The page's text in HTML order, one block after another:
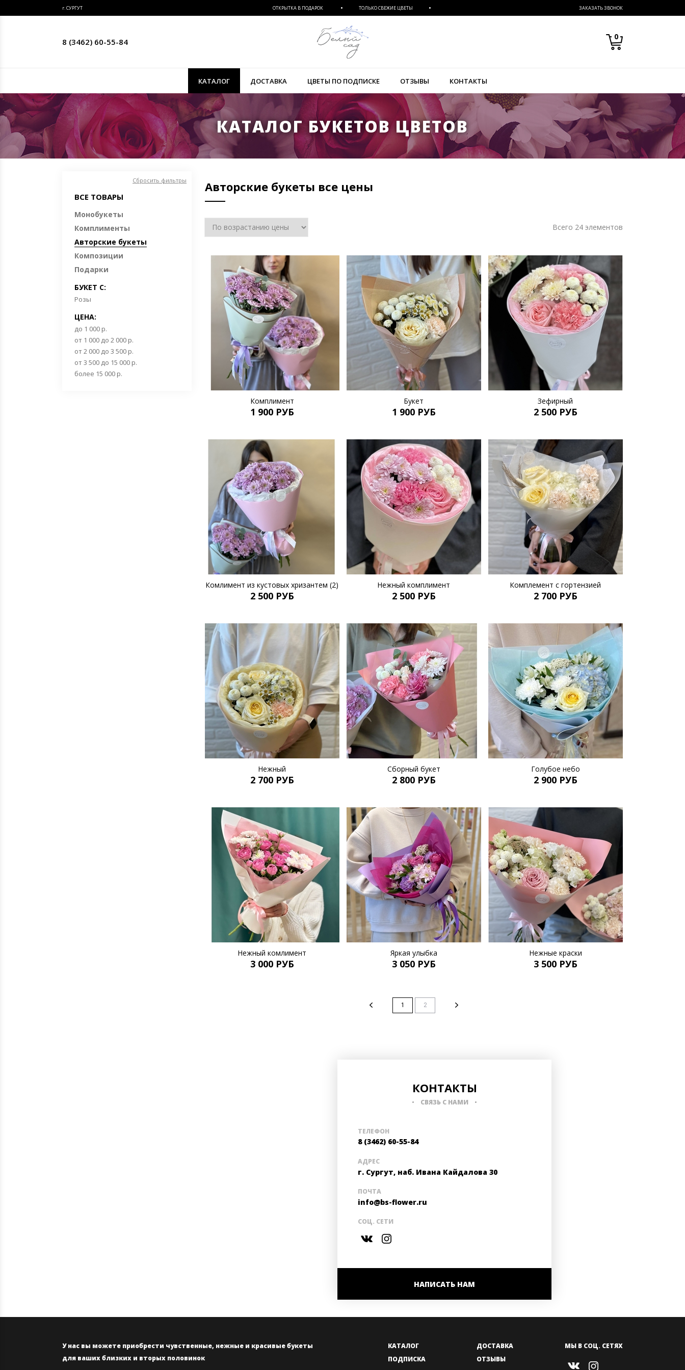
г. СУРГУТ ОТКРЫТКА В ПОДАРОК ТОЛЬКО СВЕЖИЕ ЦВЕТЫ ЗАКАЗАТЬ ЗВОНОК
8 (3462) 60-55-84
0
КАТАЛОГ ДОСТАВКА ЦВЕТЫ ПО ПОДПИСКЕ ОТЗЫВЫ КОНТАКТЫ
КАТАЛОГ БУКЕТОВ ЦВЕТОВ
Сбросить фильтры
ВСЕ ТОВАРЫ
Монобукеты
Комплименты
Авторские букеты
Композиции
Подарки
БУКЕТ С:
Розы
ЦЕНА:
до 1 000 р.
от 1 000 до 2 000 р.
от 2 000 до 3 500 р.
от 3 500 до 15 000 р.
более 15 000 р.
Авторские букеты все цены
Всего 24 элементов
Комплимент
1 900 РУБ
Букет
1 900 РУБ
Зефирный
2 500 РУБ
Комлимент из кустовых хризантем (2)
2 500 РУБ
Нежный комплимент
2 500 РУБ
Комплемент с гортензией
2 700 РУБ
Нежный
2 700 РУБ
Сборный букет
2 800 РУБ
Голубое небо
2 900 РУБ
Нежный комлимент
3 000 РУБ
Яркая улыбка
3 050 РУБ
Нежные краски
3 500 РУБ
1 2
КОНТАКТЫ
СВЯЗЬ С НАМИ
ТЕЛЕФОН
8 (3462) 60-55-84
АДРЕС
г. Сургут, наб. Ивана Кайдалова 30
ПОЧТА
info@bs-flower.ru
СОЦ. СЕТИ
НАПИСАТЬ НАМ
У нас вы можете приобрести чувственные, нежные и красивые букеты
для ваших близких и вторых половинок
КАТАЛОГ
ПОДПИСКА
ДОСТАВКА
ОТЗЫВЫ
МЫ В СОЦ. СЕТЯХ